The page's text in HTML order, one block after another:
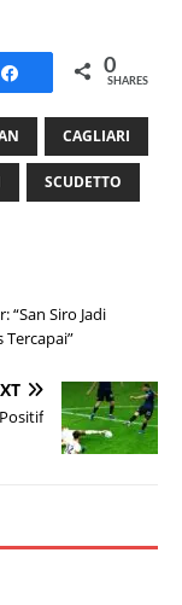
Share 0
SHARES
CAGLIARI
SCUDETTO
“San Siro Jadi
Tercapai”